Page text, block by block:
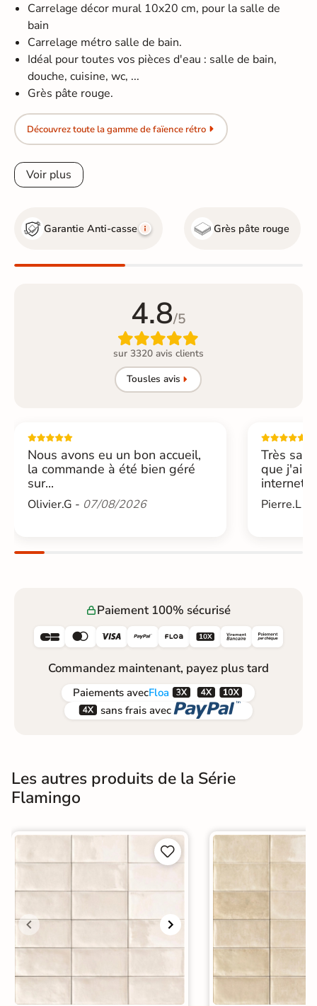
Carrelage décor mural 10x20 cm, pour la salle de
bain
Carrelage métro salle de bain.
Idéal pour toutes vos pièces d'eau : salle de bain,
douche, cuisine, wc, ...
Grès pâte rouge.
Découvrez toute la gamme de faïence rétro
Voir plus
Garantie Anti-casse Grès pâte rouge
4.8/5

sur 3320 avis clients
Tousles avis
Nous avons eu un bon accueil,
la commande à été bien géré
sur...
Olivier.G - 07/08/2026
Très
que j'ai
internet....
Pierre.L -
Paiement 100% sécurisé
     
Commandez maintenant, payez plus tard
Paiements avecFloa  
 sans frais avec 
Les autres produits de la Série
Flamingo

